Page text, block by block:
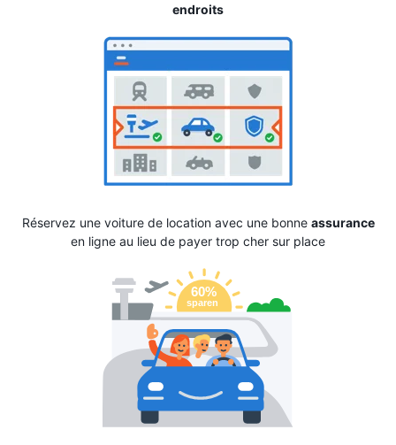
endroits
Réservez une voiture de location avec une bonne assurance
en ligne au lieu de payer trop cher sur place